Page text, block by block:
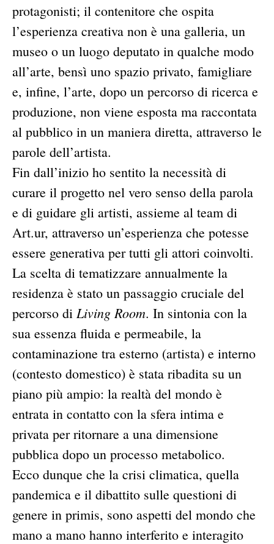
protagonisti; il contenitore che ospita
l’esperienza creativa non è una galleria, un
museo o un luogo deputato in qualche modo
all’arte, bensì uno spazio privato, famigliare
e, infine, l’arte, dopo un percorso di ricerca e
produzione, non viene esposta ma raccontata
al pubblico in un maniera diretta, attraverso le
parole dell’artista.
Fin dall’inizio ho sentito la necessità di
curare il progetto nel vero senso della parola
e di guidare gli artisti, assieme al team di
Art.ur, attraverso un’esperienza che potesse
essere generativa per tutti gli attori coinvolti.
La scelta di tematizzare annualmente la
residenza è stato un passaggio cruciale del
percorso di Living Room. In sintonia con la
sua essenza fluida e permeabile, la
contaminazione tra esterno (artista) e interno
(contesto domestico) è stata ribadita su un
piano più ampio: la realtà del mondo è
entrata in contatto con la sfera intima e
privata per ritornare a una dimensione
pubblica dopo un processo metabolico.
Ecco dunque che la crisi climatica, quella
pandemica e il dibattito sulle questioni di
genere in primis, sono aspetti del mondo che
mano a mano hanno interferito e interagito